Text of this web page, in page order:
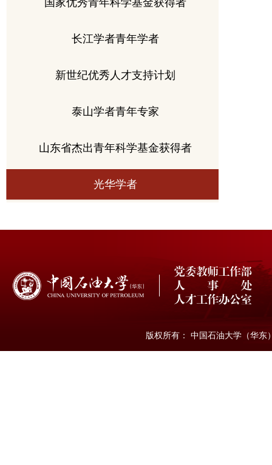
国家优秀青年科学基金获得者
长江学者青年学者
新世纪优秀人才支持计划
泰山学者青年专家
山东省杰出青年科学基金获得者
光华学者
版权所有： 中国石油大学（华